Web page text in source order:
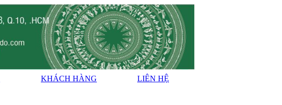
KHÁCH HÀNG LIÊN HỆ